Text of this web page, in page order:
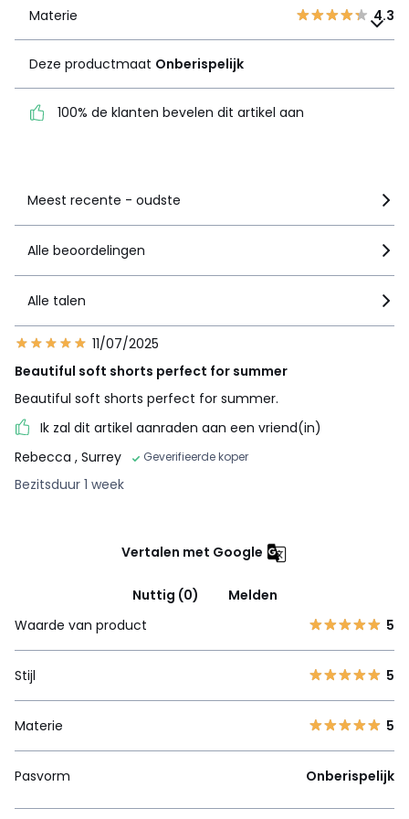
Deze productmaat
dit artikel aan
Materie 4.3
Deze productmaat Onberispelijk
100% de klanten bevelen dit artikel aan
Meest recente - oudste
Alle beoordelingen
Alle talen
11/07/2025
Beautiful soft shorts perfect for summer
Beautiful soft shorts perfect for summer.
Ik zal dit artikel aanraden aan een vriend(in)
Rebecca , Surrey Geverifieerde koper
Bezitsduur 1 week
Vertalen met Google
Nuttig (0)
Melden
Waarde van product
5
Stijl 5
Materie 5
Pasvorm Onberispelijk